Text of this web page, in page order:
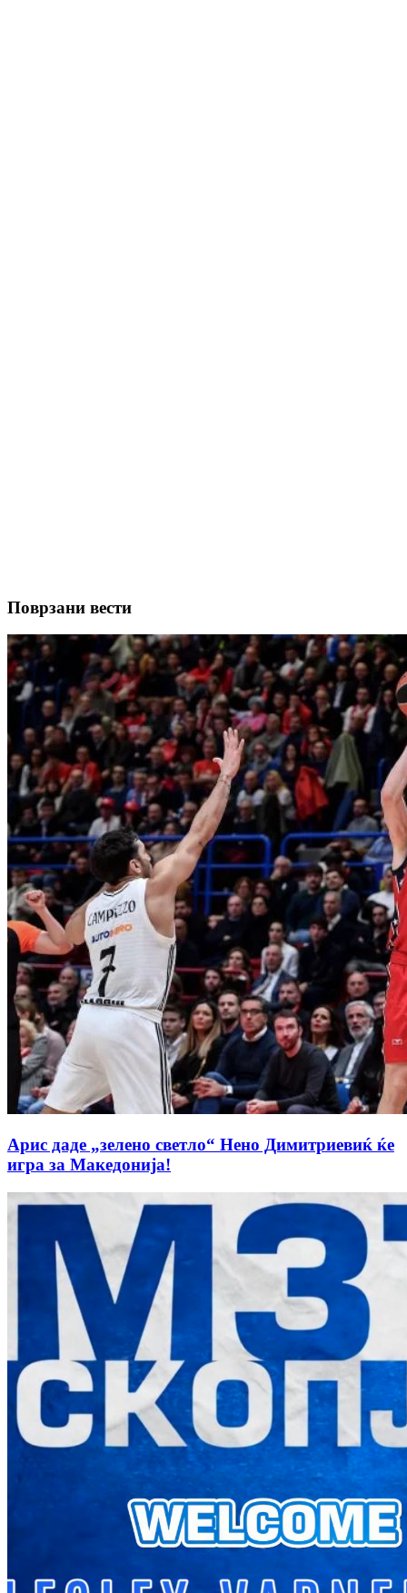
Поврзани вести
Арис даде „зелено светло“ Нено Димитриевиќ ќе
игра за Македонија!